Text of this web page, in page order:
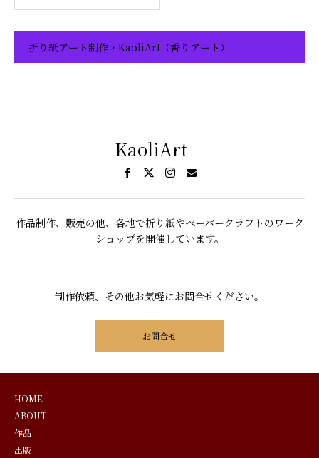
折り紙アート制作・KaoliArt（香りアート）
KaoliArt
作品制作、販売の他、各地で折り紙やペーパークラフトのワーク
ショップを開催しています。
制作依頼、その他お気軽にお問合せください。
お問合せ
HOME
ABOUT
作品
出版